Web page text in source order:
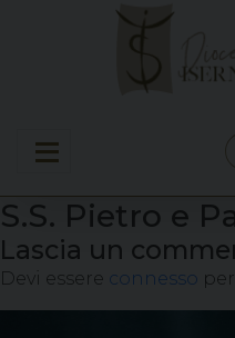
S.S. Pietro e
Lascia un
Devi essere connesso